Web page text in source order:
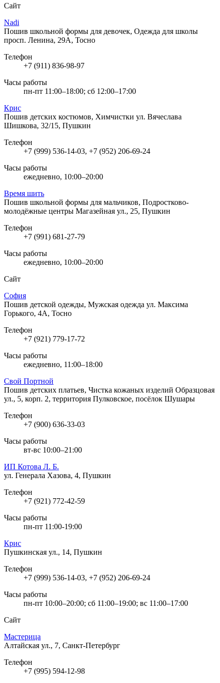
Сайт
Nadi
Пошив школьной формы для девочек, Одежда для школы
просп. Ленина, 29А, Тосно
Телефон
+7 (911) 836-98-97
Часы работы
пн-пт 11:00–18:00; сб 12:00–17:00
Крис
Пошив детских костюмов, Химчистки ул. Вячеслава
Шишкова, 32/15, Пушкин
Телефон
+7 (999) 536-14-03, +7 (952) 206-69-24
Часы работы
ежедневно, 10:00–20:00
Время шить
Пошив школьной формы для мальчиков, Подростково-
молодёжные центры Магазейная ул., 25, Пушкин
Телефон
+7 (991) 681-27-79
Часы работы
ежедневно, 10:00–20:00
Сайт
София
Пошив детской одежды, Мужская одежда ул. Максима
Горького, 4А, Тосно
Телефон
+7 (921) 779-17-72
Часы работы
ежедневно, 11:00–18:00
Свой Портной
Пошив детских платьев, Чистка кожаных изделий Образцовая
ул., 5, корп. 2, территория Пулковское, посёлок Шушары
Телефон
+7 (900) 636-33-03
Часы работы
вт-вс 10:00–21:00
ИП Котова Л. Б.
ул. Генерала Хазова, 4, Пушкин
Телефон
+7 (921) 772-42-59
Часы работы
пн-пт 11:00-19:00
Крис
Пушкинская ул., 14, Пушкин
Телефон
+7 (999) 536-14-03, +7 (952) 206-69-24
Часы работы
пн-пт 10:00–20:00; сб 11:00–19:00; вс 11:00–17:00
Сайт
Мастерица
Алтайская ул., 7, Санкт-Петербург
Телефон
+7 (995) 594-12-98